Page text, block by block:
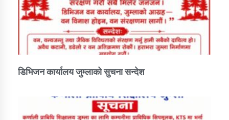
डिभिजन कार्यालय जुम्लाको सुचना सन्देश